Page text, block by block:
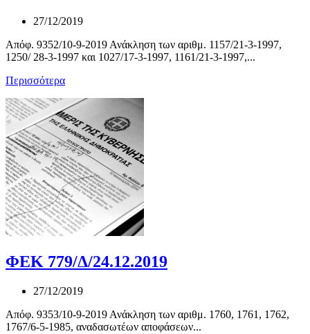
27/12/2019
Απόφ. 9352/10-9-2019 Ανάκληση των αριθμ. 1157/21-3-1997,
1250/ 28-3-1997 και 1027/17-3-1997, 1161/21-3-1997,...
Περισσότερα
ΦΕΚ 779/Δ/24.12.2019
27/12/2019
Απόφ. 9353/10-9-2019 Ανάκληση των αριθμ. 1760, 1761, 1762,
1767/6-5-1985, αναδασωτέων αποφάσεων...